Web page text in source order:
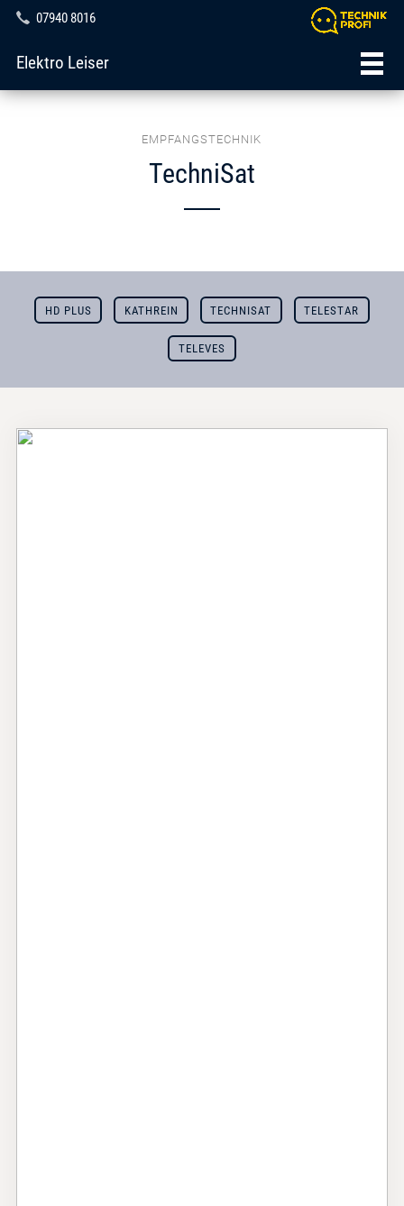
07940 8016
Elektro Leiser
EMPFANGSTECHNIK
TechniSat
HD PLUS KATHREIN TECHNISAT TELESTAR
TELEVES